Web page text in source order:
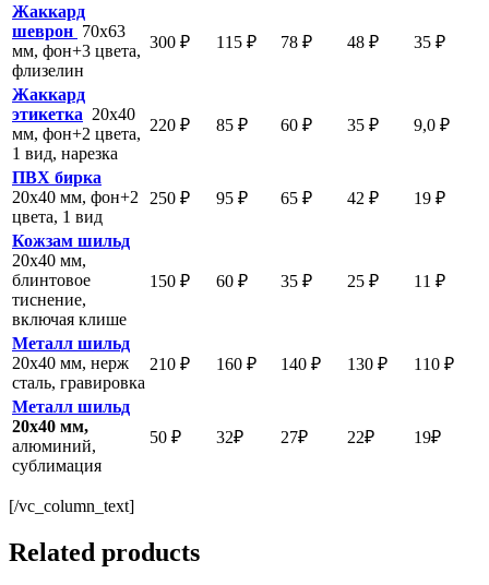
Жаккард
шеврон 70х63
мм, фон+3 цвета,
флизелин
300 ₽ 115 ₽ 78 ₽ 48 ₽ 35 ₽
Жаккард
этикетка 20х40
мм, фон+2 цвета,
1 вид, нарезка
220 ₽ 85 ₽ 60 ₽ 35 ₽ 9,0 ₽
ПВХ бирка
20х40 мм, фон+2
цвета, 1 вид
250 ₽ 95 ₽ 65 ₽ 42 ₽ 19 ₽
Кожзам шильд
20х40 мм,
блинтовое
тиснение,
включая клише
150 ₽ 60 ₽ 35 ₽ 25 ₽ 11 ₽
Металл шильд
20х40 мм, нерж
сталь, гравировка
210 ₽ 160 ₽ 140 ₽ 130 ₽ 110 ₽
Металл шильд
20х40 мм,
алюминий,
сублимация
50 ₽ 32₽ 27₽ 22₽ 19₽
[/vc_column_text]
Related products